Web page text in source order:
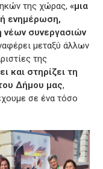
της χώρας,«μια
ενημέρωση,
νέων συνεργασιών
μεταξύ άλλων
της
και στηρίζει τη
Δήμου μας,
σε ένα τόσο